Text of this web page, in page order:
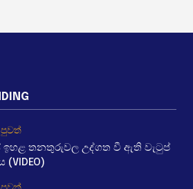
ඉහළ තනතුරුවල උද්ගත වී ඇති වැටුප්
(VIDEO)